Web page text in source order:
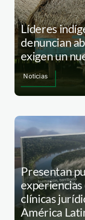
Líderes
denuncian
exigen un
Noticias
Presentan
experiencias
clínicas
América